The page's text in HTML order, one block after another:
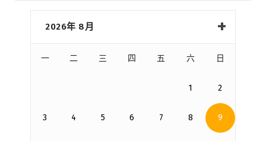
2026年 8月
一 二 三 四 五 六 日
1 2
3 4 5 6 7 8 9